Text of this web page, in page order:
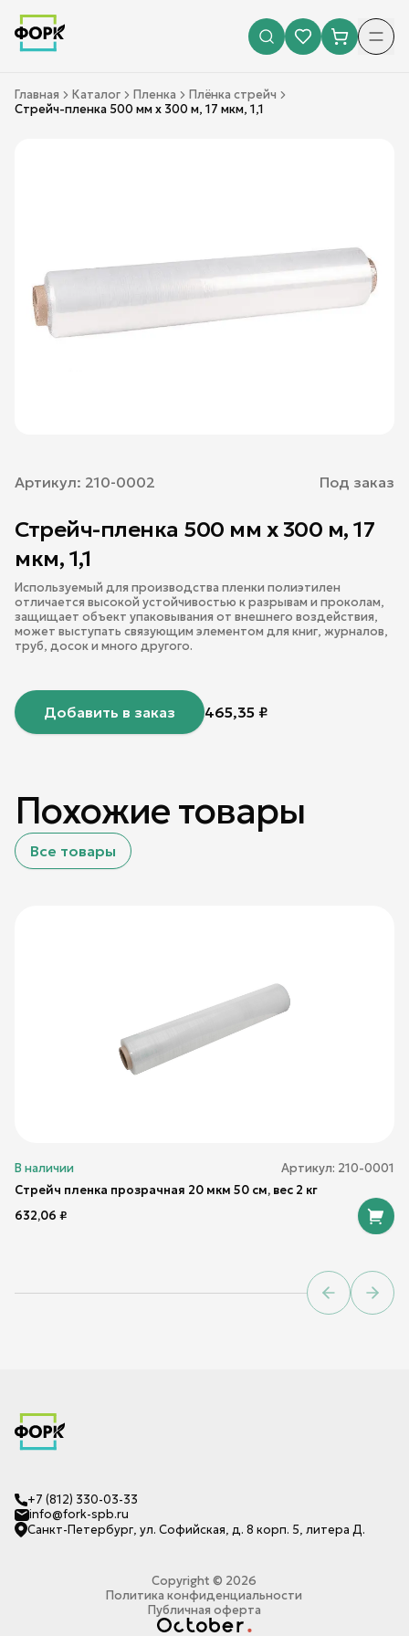
Главная Каталог Пленка
Плёнка стрейч
Стрейч-пленка 500 мм х 300 м, 17 мкм, 1,1
Артикул: 210-0002 Под заказ
Стрейч-пленка 500 мм х 300 м, 17
мкм, 1,1
Используемый для производства пленки полиэтилен
отличается высокой устойчивостью к разрывам и проколам,
защищает объект упаковывания от внешнего воздействия,
может выступать связующим элементом для книг, журналов,
труб, досок и много другого.
Добавить в заказ 465,35 ₽
Похожие товары
Все товары
В наличии Артикул: 210-0001
Стрейч пленка прозрачная 20 мкм 50 см, вес 2 кг
632,06 ₽
Previous
Next
+7 (812) 330-03-33
info@fork-spb.ru
Санкт-Петербург, ул. Софийская, д. 8 корп. 5, литера Д.
Copyright © 2026
Политика конфиденциальности
Публичная оферта